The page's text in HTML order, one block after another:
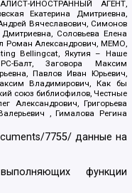
ИНОСТРАННЫЙ АГЕНТ,
Екатерина Дмитриевна,
Вячеславович, Симонов
Соловьева Елена
Роман Александрович, МЕМО,
Bellingcat, Якутия – Наше
Балт, Заговора Максим
Павлов Иван Юрьевич,
Владимирович, Как бы
союз библиофилов, Честные
Александрович, Григорьева
, Гималова Регина
7755/ данные на
функции